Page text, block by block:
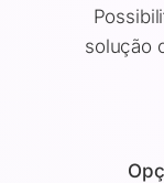
solução